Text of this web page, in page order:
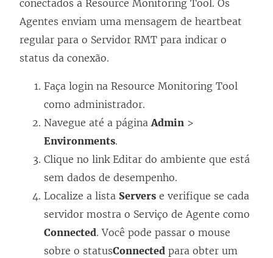
conectados à Resource Monitoring Tool. Os
Agentes enviam uma mensagem de heartbeat
regular para o Servidor RMT para indicar o
status da conexão.
Faça login na Resource Monitoring Tool
como administrador.
Navegue até a páginaAdmin >
Environments.
Clique no link Editar do ambiente que está
sem dados de desempenho.
Localize a lista Servers e verifique se cada
servidor mostra o Serviço de Agente como
Connected. Você pode passar o mouse
sobre o statusConnected para obter um